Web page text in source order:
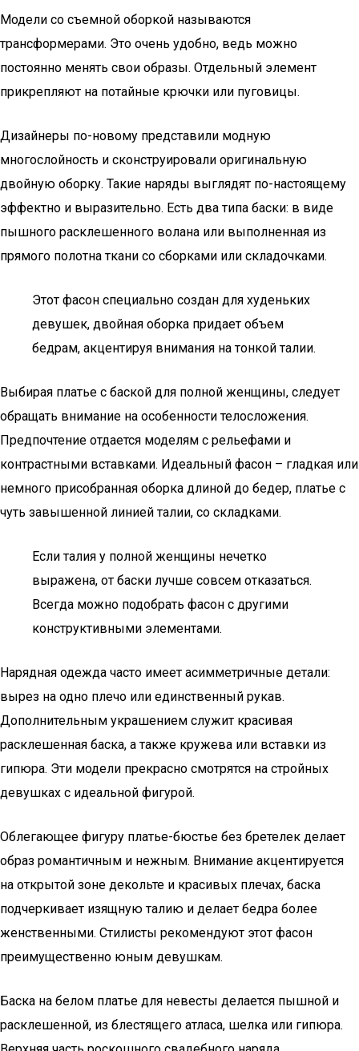
Модели со съемной оборкой называются
трансформерами. Это очень удобно, ведь можно
постоянно менять свои образы. Отдельный элемент
прикрепляют на потайные крючки или пуговицы.
Дизайнеры по-новому представили модную
многослойность и сконструировали оригинальную
двойную оборку. Такие наряды выглядят по-настоящему
эффектно и выразительно. Есть два типа баски: в виде
пышного расклешенного волана или выполненная из
прямого полотна ткани со сборками или складочками.
Этот фасон специально создан для худеньких
девушек, двойная оборка придает объем
бедрам, акцентируя внимания на тонкой талии.
Выбирая платье с баской для полной женщины, следует
обращать внимание на особенности телосложения.
Предпочтение отдается моделям с рельефами и
контрастными вставками. Идеальный фасон – гладкая или
немного присобранная оборка длиной до бедер, платье с
чуть завышенной линией талии, со складками.
Если талия у полной женщины нечетко
выражена, от баски лучше совсем отказаться.
Всегда можно подобрать фасон с другими
конструктивными элементами.
Нарядная одежда часто имеет асимметричные детали:
вырез на одно плечо или единственный рукав.
Дополнительным украшением служит красивая
расклешенная баска, а также кружева или вставки из
гипюра. Эти модели прекрасно смотрятся на стройных
девушках с идеальной фигурой.
Облегающее фигуру платье-бюстье без бретелек делает
образ романтичным и нежным. Внимание акцентируется
на открытой зоне декольте и красивых плечах, баска
подчеркивает изящную талию и делает бедра более
женственными. Стилисты рекомендуют этот фасон
преимущественно юным девушкам.
Баска на белом платье для невесты делается пышной и
расклешенной, из блестящего атласа, шелка или гипюра.